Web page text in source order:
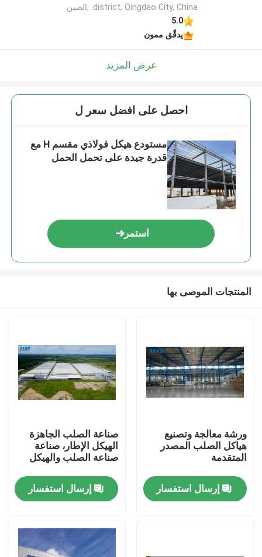
district, Qingdao City, China. ,الصين
5.0
يدقّق ممون
عرض المزيد
احصل على افضل سعر ل
مستودع هيكل فولاذي مقسم H مع
قدرة جيدة على تحمل الحمل
استمر
المنتجات الموصى بها
ورشة معالجة وتصنيع
هياكل الصلب المصدر
المتقدمة
إرسال استفسار
صناعة الصلب الجاهزة
الهيكل الإطار، صناعة
صناعة الصلب والهيكل
إرسال استفسار